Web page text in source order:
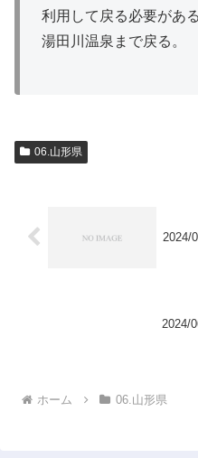
利用して戻る必要があ
湯田川温泉まで戻る。
06.山形県
2024/
2024/
ホーム 06.山形県